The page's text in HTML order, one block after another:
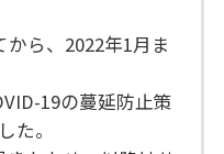
から、2022年1月ま
19の蔓延防止策
た。